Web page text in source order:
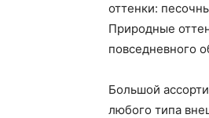
оттенки:
Природные
повседневного
Большой
любого типа